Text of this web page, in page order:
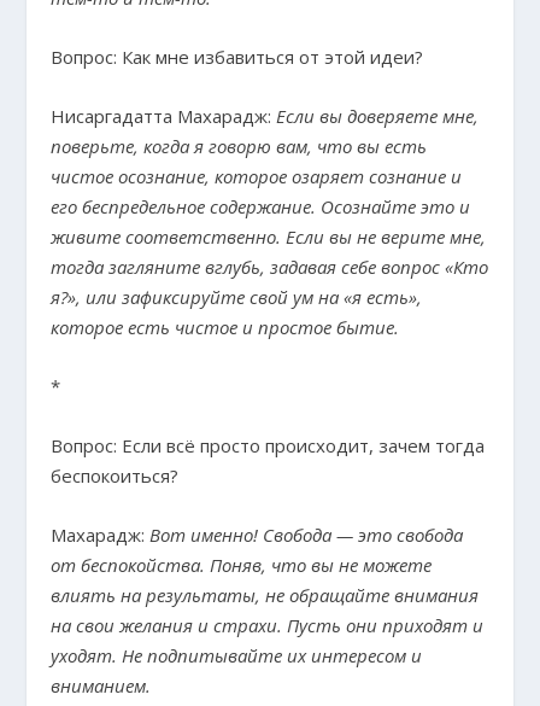
Вопрос: Как мне избавиться от этой идеи?
Нисаргадатта Махарадж:Если вы доверяете мне,
поверьте, когда я говорю вам, что вы есть
чистое осознание, которое озаряет сознание и
его беспредельное содержание. Осознайте это и
живите соответственно. Если вы не верите мне,
тогда загляните вглубь, задавая себе вопрос «Кто
я?», или зафиксируйте свой ум на «я есть»,
которое есть чистое и простое бытие.
*
Вопрос: Если всё просто происходит, зачем тогда
беспокоиться?
Махарадж:Вот именно! Свобода — это свобода
от беспокойства. Поняв, что вы не можете
влиять на результаты, не обращайте внимания
на свои желания и страхи. Пусть они приходят и
уходят. Не подпитывайте их интересом и
вниманием.